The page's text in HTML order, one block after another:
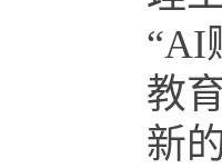
“AI
教
新